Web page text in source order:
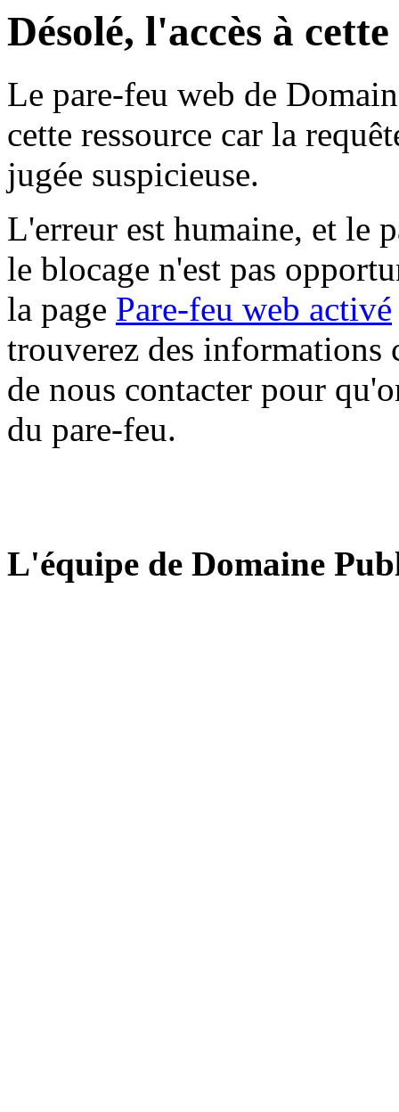
Désolé, l'accès à
Le pare-feu web de
cette ressource car la
jugée suspicieuse.
L'erreur est humaine, et le
le blocage n'est pas
la page Pare-feu web activé
trouverez des informations
de nous contacter pour
du pare-feu.
L'équipe de Domaine